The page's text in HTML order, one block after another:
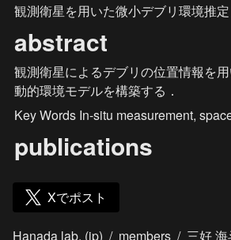
観測衛星を用いた微小デブリ環境推定
abstract
観測衛星によるデブリの位置情報を
動的環境モデルを構築する．
Key Words In-situ measurement,
publications
Xでポスト
Hanada lab. (jp) / members / 三好